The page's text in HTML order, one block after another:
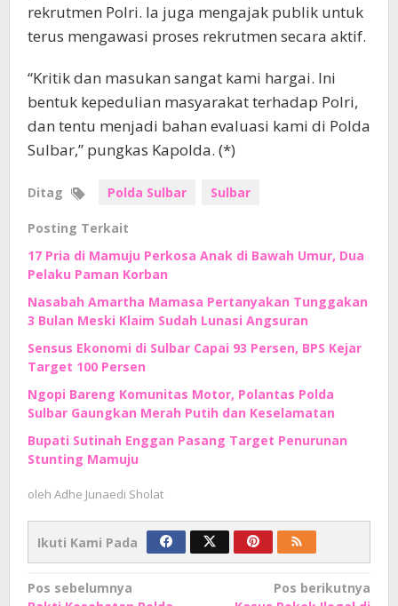
rekrutmen Polri. Ia juga mengajak publik untuk
terus mengawasi proses rekrutmen secara aktif.
“Kritik dan masukan sangat kami hargai. Ini
bentuk kepedulian masyarakat terhadap Polri,
dan tentu menjadi bahan evaluasi kami di Polda
Sulbar,” pungkas Kapolda. (*)
Ditag Polda Sulbar Sulbar
Posting Terkait
17 Pria di Mamuju Perkosa Anak di Bawah Umur, Dua
Pelaku Paman Korban
Nasabah Amartha Mamasa Pertanyakan Tunggakan
3 Bulan Meski Klaim Sudah Lunasi Angsuran
Sensus Ekonomi di Sulbar Capai 93 Persen, BPS Kejar
Target 100 Persen
Ngopi Bareng Komunitas Motor, Polantas Polda
Sulbar Gaungkan Merah Putih dan Keselamatan
Bupati Sutinah Enggan Pasang Target Penurunan
Stunting Mamuju
oleh Adhe Junaedi Sholat
Ikuti Kami Pada
Navigasi
Pos sebelumnya
Pos berikutnya